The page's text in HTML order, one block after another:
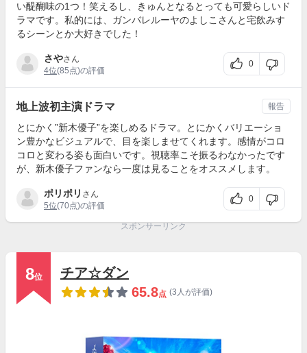
い醍醐味の1つ！笑えるし、きゅんとなるとっても可愛らしいド
ラマです。私的には、ガンバレルーヤのよしこさんと宅飲みす
るシーンとか大好きでした！
さやさん
4位(85点)の評価
0
地上波初主演ドラマ
とにかく”新木優子”を楽しめるドラマ。とにかくバリエーショ
ン豊かなビジュアルで、目を楽しませてくれます。感情がコロ
コロと変わる姿も面白いです。視聴率こそ振るわなかったです
が、新木優子ファンなら一度は見ることをオススメします。
ポリポリ さん
5位(70点)の評価
0
報告
スポンサーリンク
8位
チア☆ダン
65.8点 (3人が評価)